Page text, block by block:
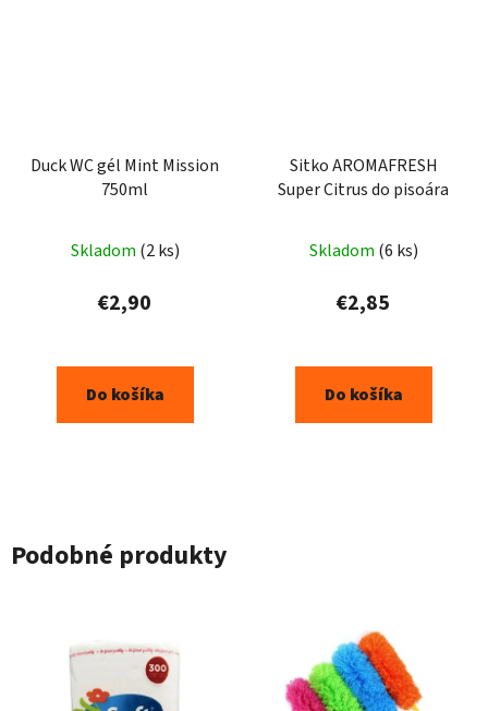
Duck WC gél Mint Mission
750ml
Skladom (2 ks)
€2,90
Do košíka
Sitko AROMAFRESH
Super Citrus do pisoára
Skladom (6 ks)
€2,85
Do košíka
Podobné produkty